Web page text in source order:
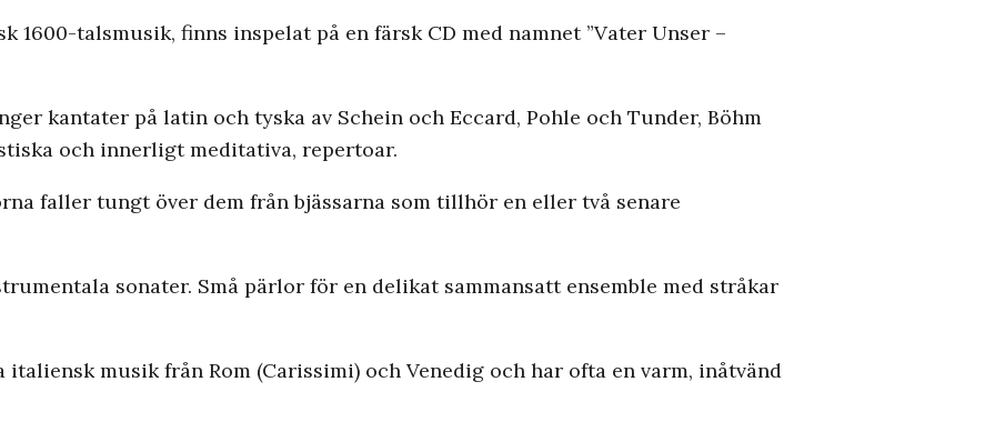
1600-talsmusik, finns inspelat på en färsk CD med namnet ”Vater Unser –
kantater på latin och tyska av Schein och Eccard, Pohle och Tunder, Böhm
och innerligt meditativa, repertoar.
faller tungt över dem från bjässarna som tillhör en eller två senare
sonater. Små pärlor för en delikat sammansatt ensemble med stråkar
musik från Rom (Carissimi) och Venedig och har ofta en varm, inåtvänd